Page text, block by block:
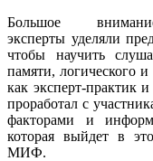
Большое
эксперты уделяли
чтобы научить
памяти, логического
как эксперт-практик
проработал с
факторами и
которая выйдет в
МИФ.